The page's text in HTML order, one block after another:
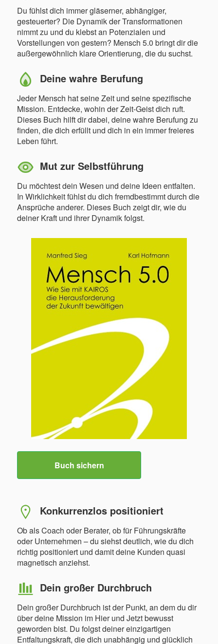
Du fühlst dich immer gläserner, abhängiger,
gesteuerter? Die Dynamik der Transformationen
nimmt zu und du klebst an Potenzialen und
Vorstellungen von gestern? Mensch 5.0 bringt dir die
außergewöhnlich klare Orientierung, die du suchst.
Deine wahre Berufung
Jeder Mensch hat seine Zeit und seine spezifische
Mission. Entdecke, wohin der Zeit-Geist dich ruft.
Dieses Buch hilft dir dabei, deine wahre Berufung zu
finden, die dich erfüllt und dich in ein immer freieres
Leben führt.
Mut zur Selbstführung
Du möchtest dein Wesen und deine Ideen entfalten.
In Wirklichkeit fühlst du dich fremdbestimmt durch die
Ansprüche anderer. Dieses Buch zeigt dir, wie du
deiner Kraft und ihrer Dynamik folgst.
Buch sichern
Konkurrenzlos positioniert
Ob als Coach oder Berater, ob für Führungskräfte
oder Unternehmen – du siehst deutlich, wie du dich
richtig positioniert und damit deine Kunden quasi
magnetisch anziehst.
Dein großer Durchbruch
Dein großer Durchbruch ist der Punkt, an dem du dir
über deine Mission im Hier und Jetzt bewusst
geworden bist. Du folgst deiner einzigartigen
Entfaltungskraft, die dich unabhängig und glücklich